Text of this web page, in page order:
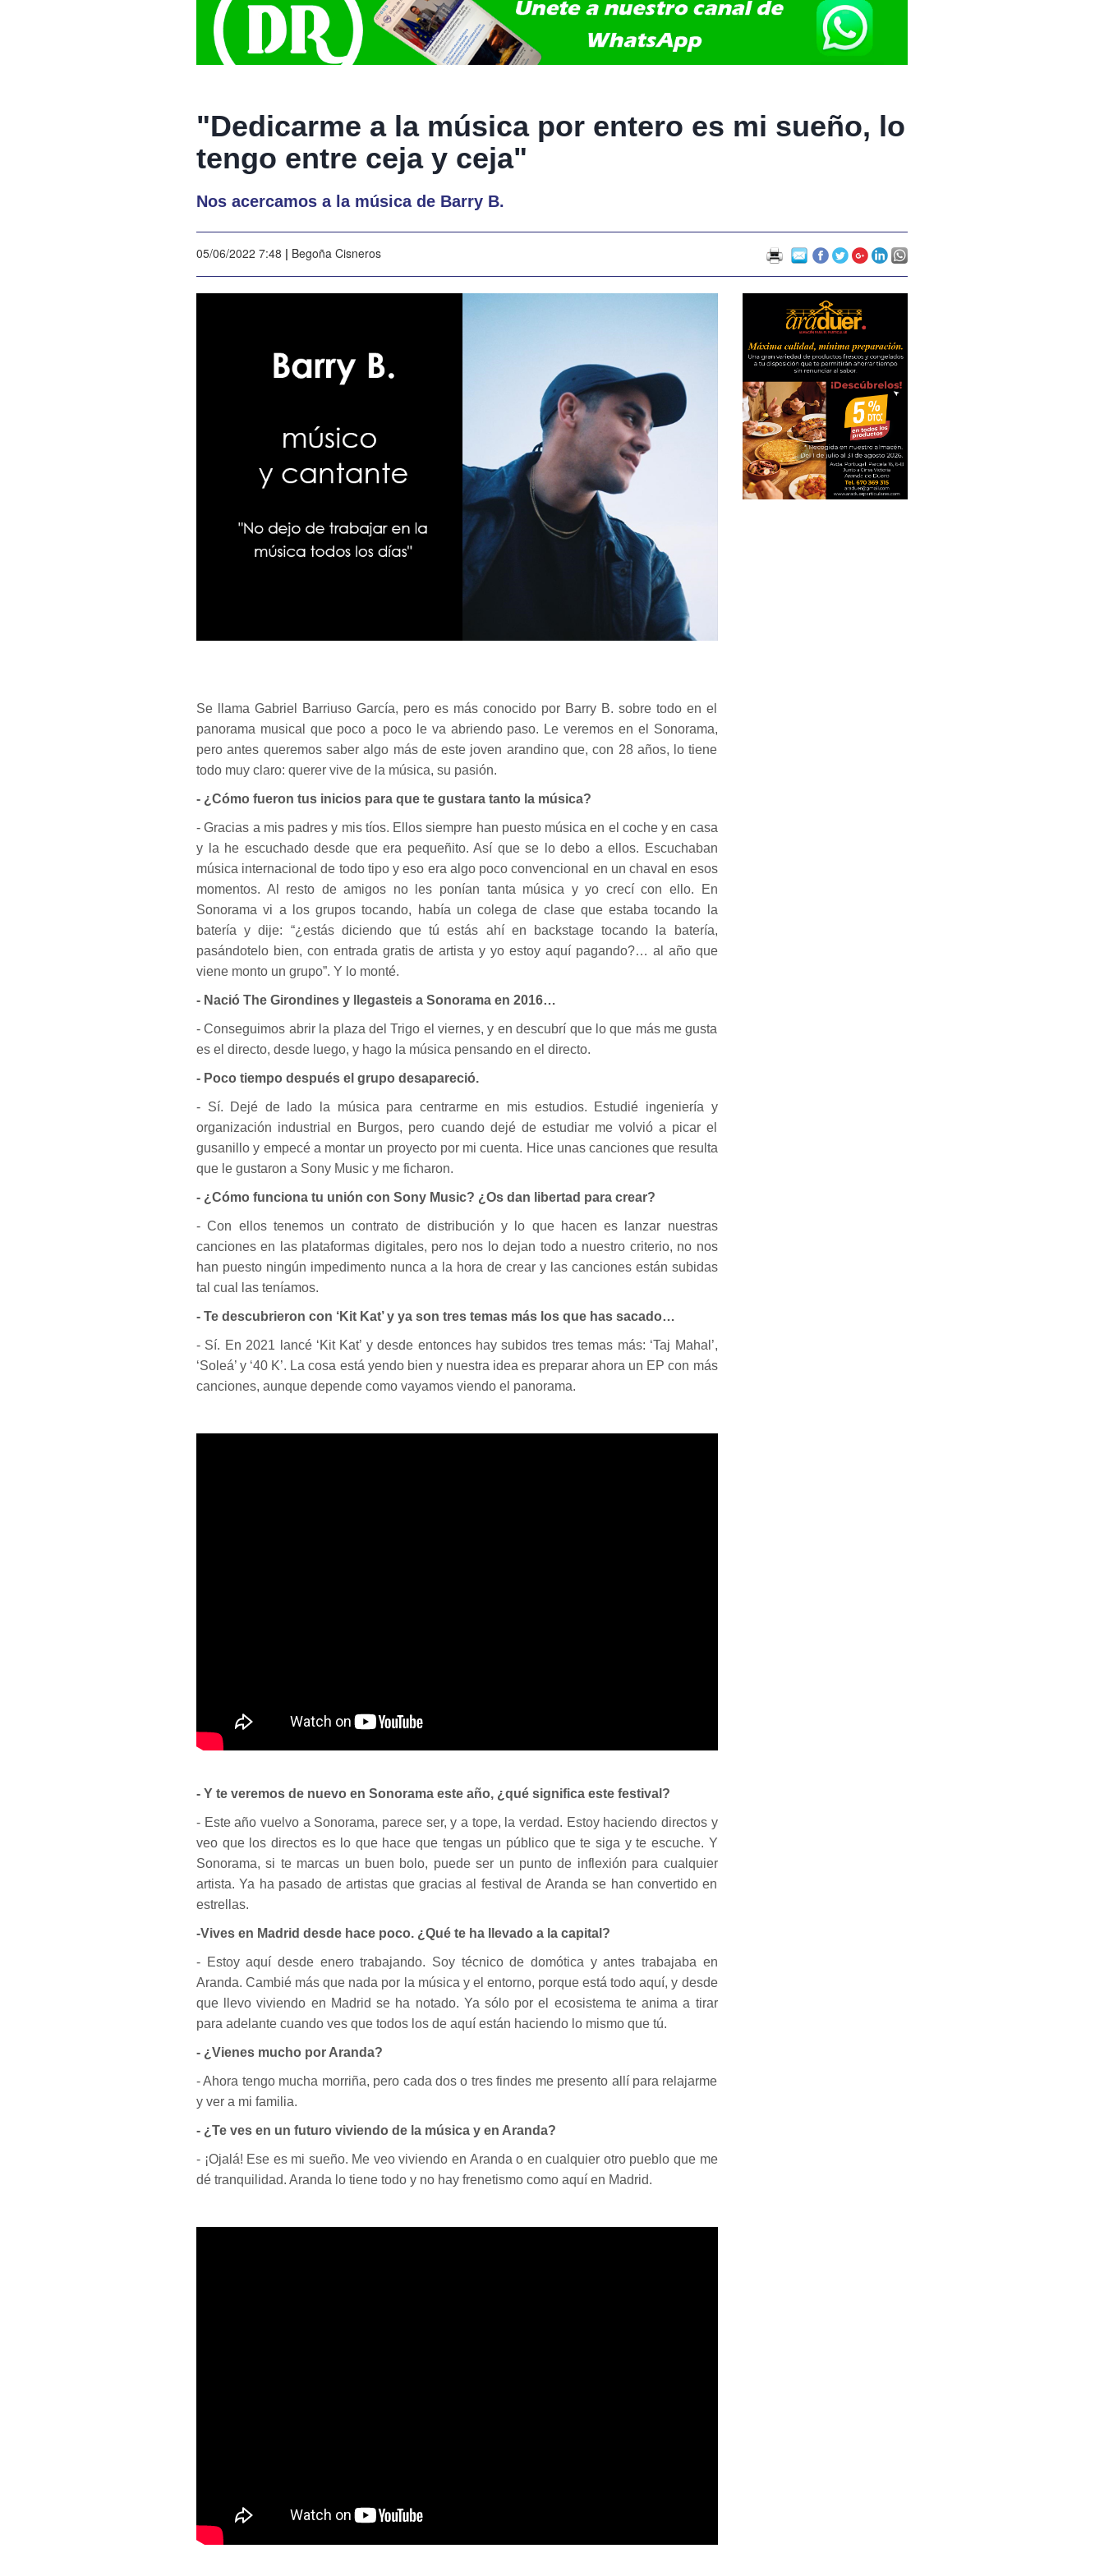
"Dedicarme a la música por entero es mi sueño, lo
tengo entre ceja y ceja"
Nos acercamos a la música de Barry B.
05/06/2022 7:48 | Begoña Cisneros
Se llama Gabriel Barriuso García, pero es más conocido por Barry B. sobre todo en el
panorama musical que poco a poco le va abriendo paso. Le veremos en el Sonorama,
pero antes queremos saber algo más de este joven arandino que, con 28 años, lo tiene
todo muy claro: querer vive de la música, su pasión.
- ¿Cómo fueron tus inicios para que te gustara tanto la música?
- Gracias a mis padres y mis tíos. Ellos siempre han puesto música en el coche y en casa
y la he escuchado desde que era pequeñito. Así que se lo debo a ellos. Escuchaban
música internacional de todo tipo y eso era algo poco convencional en un chaval en esos
momentos. Al resto de amigos no les ponían tanta música y yo crecí con ello. En
Sonorama vi a los grupos tocando, había un colega de clase que estaba tocando la
batería y dije: “¿estás diciendo que tú estás ahí en backstage tocando la batería,
pasándotelo bien, con entrada gratis de artista y yo estoy aquí pagando?… al año que
viene monto un grupo”. Y lo monté.
- Nació The Girondines y llegasteis a Sonorama en 2016…
- Conseguimos abrir la plaza del Trigo el viernes, y en descubrí que lo que más me gusta
es el directo, desde luego, y hago la música pensando en el directo.
- Poco tiempo después el grupo desapareció.
- Sí. Dejé de lado la música para centrarme en mis estudios. Estudié ingeniería y
organización industrial en Burgos, pero cuando dejé de estudiar me volvió a picar el
gusanillo y empecé a montar un proyecto por mi cuenta. Hice unas canciones que resulta
que le gustaron a Sony Music y me ficharon.
- ¿Cómo funciona tu unión con Sony Music? ¿Os dan libertad para crear?
- Con ellos tenemos un contrato de distribución y lo que hacen es lanzar nuestras
canciones en las plataformas digitales, pero nos lo dejan todo a nuestro criterio, no nos
han puesto ningún impedimento nunca a la hora de crear y las canciones están subidas
tal cual las teníamos.
- Te descubrieron con ‘Kit Kat’ y ya son tres temas más los que has sacado…
- Sí. En 2021 lancé ‘Kit Kat’ y desde entonces hay subidos tres temas más: ‘Taj Mahal’,
‘Soleá’ y ‘40 K’. La cosa está yendo bien y nuestra idea es preparar ahora un EP con más
canciones, aunque depende como vayamos viendo el panorama.
- Y te veremos de nuevo en Sonorama este año, ¿qué significa este festival?
- Este año vuelvo a Sonorama, parece ser, y a tope, la verdad. Estoy haciendo directos y
veo que los directos es lo que hace que tengas un público que te siga y te escuche. Y
Sonorama, si te marcas un buen bolo, puede ser un punto de inflexión para cualquier
artista. Ya ha pasado de artistas que gracias al festival de Aranda se han convertido en
estrellas.
-Vives en Madrid desde hace poco. ¿Qué te ha llevado a la capital?
- Estoy aquí desde enero trabajando. Soy técnico de domótica y antes trabajaba en
Aranda. Cambié más que nada por la música y el entorno, porque está todo aquí, y desde
que llevo viviendo en Madrid se ha notado. Ya sólo por el ecosistema te anima a tirar
para adelante cuando ves que todos los de aquí están haciendo lo mismo que tú.
- ¿Vienes mucho por Aranda?
- Ahora tengo mucha morriña, pero cada dos o tres findes me presento allí para relajarme
y ver a mi familia.
- ¿Te ves en un futuro viviendo de la música y en Aranda?
- ¡Ojalá! Ese es mi sueño. Me veo viviendo en Aranda o en cualquier otro pueblo que me
dé tranquilidad. Aranda lo tiene todo y no hay frenetismo como aquí en Madrid.